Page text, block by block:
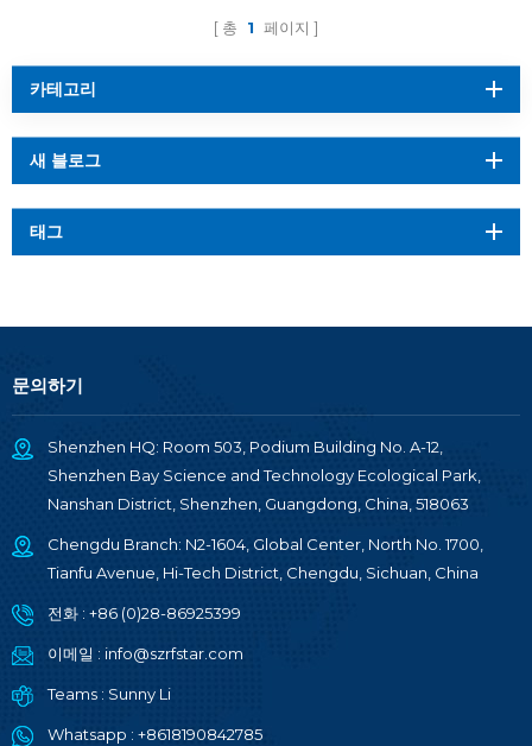
총 1 페이지
카테고리
새 블로그
태그
문의하기
Shenzhen HQ: Room 503, Podium Building No. A-12,
Shenzhen Bay Science and Technology Ecological Park,
Nanshan District, Shenzhen, Guangdong, China, 518063
Chengdu Branch: N2-1604, Global Center, North No. 1700,
Tianfu Avenue, Hi-Tech District, Chengdu, Sichuan, China
전화 : +86 (0)28-86925399
이메일 : info@szrfstar.com
Teams : Sunny Li
Whatsapp : +8618190842785